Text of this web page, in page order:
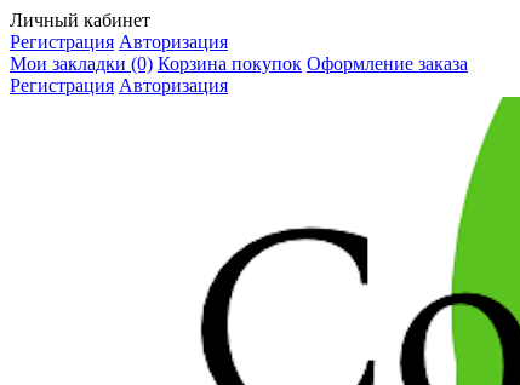
Личный кабинет
Регистрация Авторизация
Мои закладки (0) Корзина покупок Оформление заказа
Регистрация Авторизация